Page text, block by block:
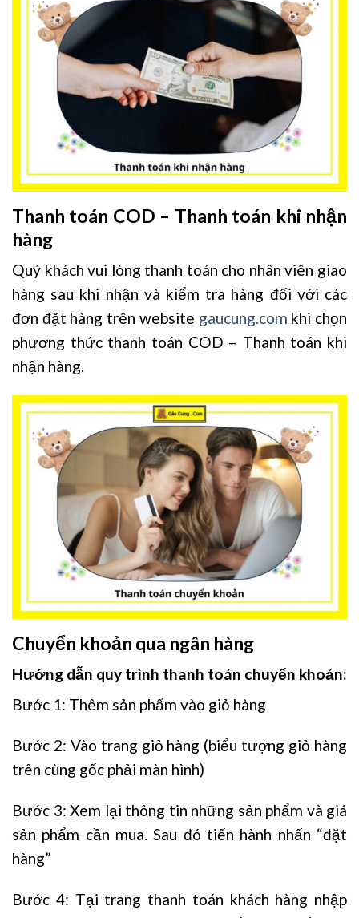
Thanh toán COD – Thanh toán khi nhận
hàng
Quý khách vui lòng thanh toán cho nhân viên giao
hàng sau khi nhận và kiểm tra hàng đối với các
đơn đặt hàng trên website gaucung.com khi chọn
phương thức thanh toán COD – Thanh toán khi
nhận hàng.
Chuyển khoản qua ngân hàng
Hướng dẫn quy trình thanh toán chuyển khoản:
Bước 1: Thêm sản phẩm vào giỏ hàng
Bước 2: Vào trang giỏ hàng (biểu tượng giỏ hàng
trên cùng gốc phải màn hình)
Bước 3: Xem lại thông tin những sản phẩm và giá
sản phẩm cần mua. Sau đó tiến hành nhấn “đặt
hàng”
Bước 4: Tại trang thanh toán khách hàng nhập